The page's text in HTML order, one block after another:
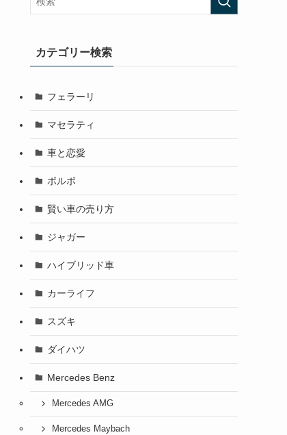
カテゴリー検索
フェラーリ
マセラティ
車と恋愛
ボルボ
賢い車の売り方
ジャガー
ハイブリッド車
カーライフ
スズキ
ダイハツ
Mercedes Benz
Mercedes AMG
Mercedes Maybach